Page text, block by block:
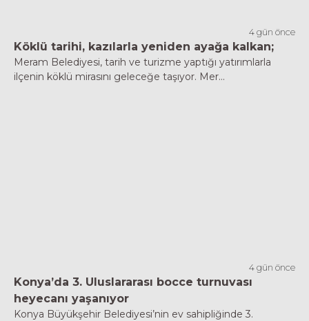
4 gün önce
Köklü tarihi, kazılarla yeniden ayağa kalkan;
Meram Belediyesi, tarih ve turizme yaptığı yatırımlarla
ilçenin köklü mirasını geleceğe taşıyor. Mer...
4 gün önce
Konya’da 3. Uluslararası bocce turnuvası
heyecanı yaşanıyor
Konya Büyükşehir Belediyesi’nin ev sahipliğinde 3.